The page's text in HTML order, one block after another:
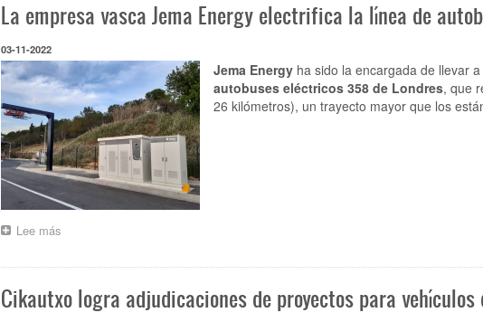
La empresa vasca Jema Energy electrifica la línea de
03-11-2022
Jema Energyha sido la encargada de llevar
autobuses eléctricos 358 de Londres, que
26 kilómetros), un trayecto mayor que los
Lee mássobre
empresa
Jema
Energy
Cikautxo logra adjudicaciones de proyectos para vehículos